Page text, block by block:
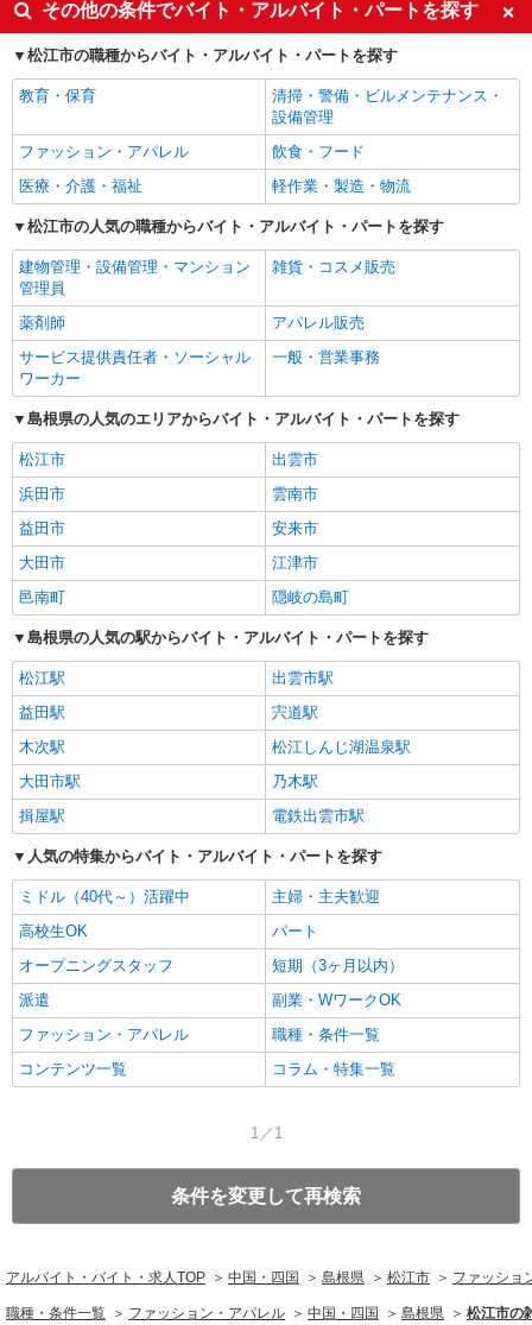
その他の条件でバイト・アルバイト・パートを探す
松江市の職種からバイト・アルバイト・パートを探す
教育・保育
清掃・警備・ビルメンテナンス・
設備管理
ファッション・アパレル
飲食・フード
医療・介護・福祉
軽作業・製造・物流
松江市の人気の職種からバイト・アルバイト・パートを探す
建物管理・設備管理・マンション
管理員
雑貨・コスメ販売
薬剤師
アパレル販売
サービス提供責任者・ソーシャル
ワーカー
一般・営業事務
島根県の人気のエリアからバイト・アルバイト・パートを探す
松江市
出雲市
浜田市
雲南市
益田市
安来市
大田市
江津市
邑南町
隠岐の島町
島根県の人気の駅からバイト・アルバイト・パートを探す
松江駅
出雲市駅
益田駅
宍道駅
木次駅
松江しんじ湖温泉駅
大田市駅
乃木駅
揖屋駅
電鉄出雲市駅
人気の特集からバイト・アルバイト・パートを探す
ミドル（40代～）活躍中
主婦・主夫歓迎
高校生OK
パート
オープニングスタッフ
短期（3ヶ月以内）
派遣
副業・WワークOK
ファッション・アパレル
職種・条件一覧
コンテンツ一覧
コラム・特集一覧
1／1
条件を変更して再検索
アルバイト・バイト・求人TOP 中国・四国 島根県 松江市 ファッショ
職種・条件一覧 ファッション・アパレル 中国・四国 島根県 松江市の